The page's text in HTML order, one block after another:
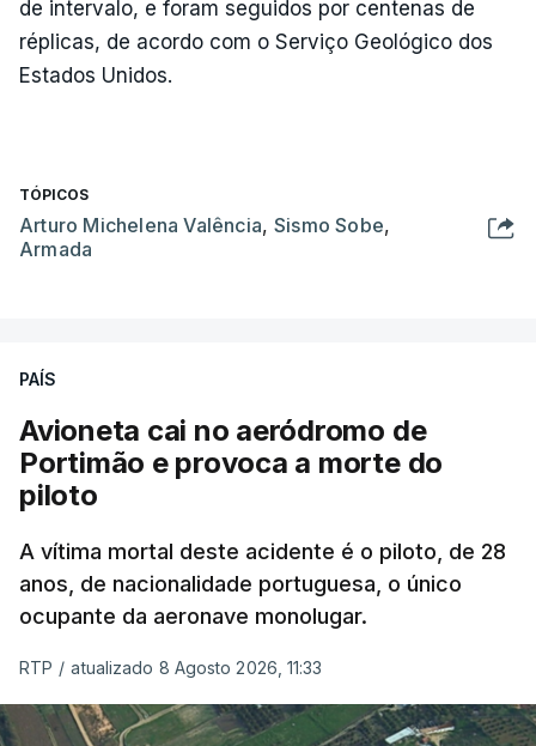
de intervalo, e foram seguidos por centenas de
réplicas, de acordo com o Serviço Geológico dos
Estados Unidos.
TÓPICOS
Arturo Michelena Valência, Sismo Sobe,
Armada
PAÍS
Avioneta cai no aeródromo de
Portimão e provoca a morte do
piloto
A vítima mortal deste acidente é o piloto, de 28
anos, de nacionalidade portuguesa, o único
ocupante da aeronave monolugar.
RTP / atualizado 8 Agosto 2026, 11:33